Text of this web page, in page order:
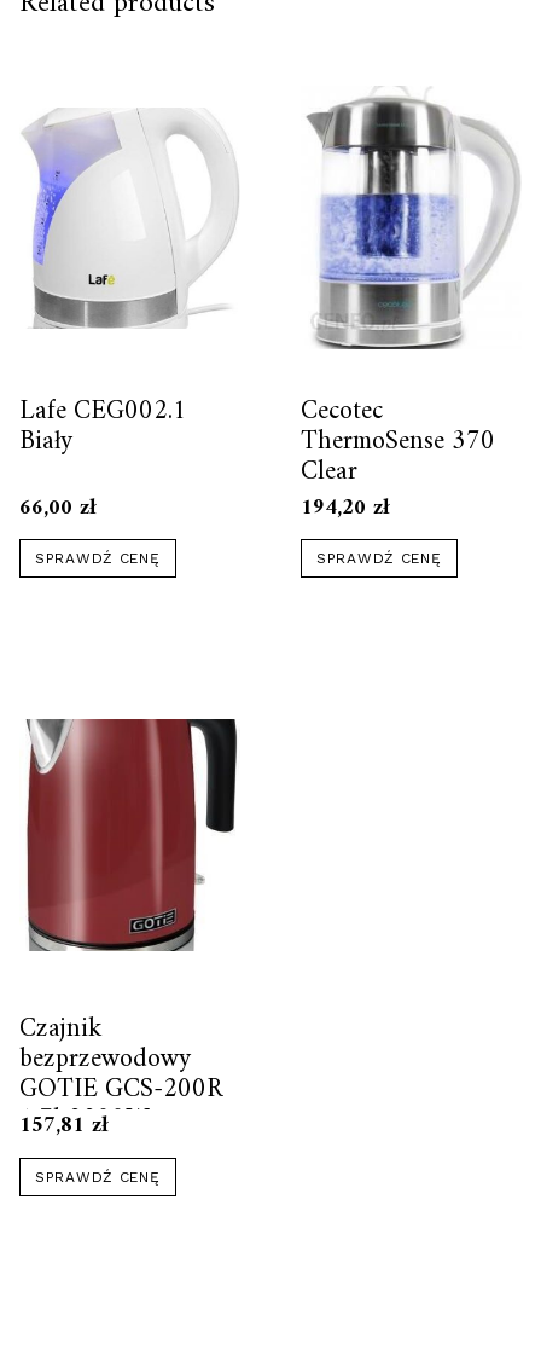
Lafe CEG002.1
Biały
66,00 zł
SPRAWDŹ CENĘ
Cecotec
ThermoSense 370
Clear
194,20 zł
SPRAWDŹ CENĘ
Czajnik
bezprzewodowy
GOTIE GCS-200R
1,7l 2200W
157,81 zł
SPRAWDŹ CENĘ